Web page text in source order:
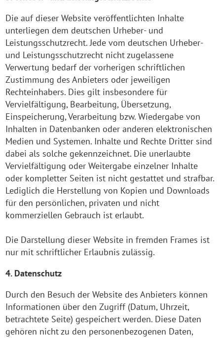
Die auf dieser Website veröffentlichten Inhalte
unterliegen dem deutschen Urheber- und
Leistungsschutzrecht. Jede vom deutschen Urheber-
und Leistungsschutzrecht nicht zugelassene
Verwertung bedarf der vorherigen schriftlichen
Zustimmung des Anbieters oder jeweiligen
Rechteinhabers. Dies gilt insbesondere für
Vervielfältigung, Bearbeitung, Übersetzung,
Einspeicherung, Verarbeitung bzw. Wiedergabe von
Inhalten in Datenbanken oder anderen elektronischen
Medien und Systemen. Inhalte und Rechte Dritter sind
dabei als solche gekennzeichnet. Die unerlaubte
Vervielfältigung oder Weitergabe einzelner Inhalte
oder kompletter Seiten ist nicht gestattet und strafbar.
Lediglich die Herstellung von Kopien und Downloads
für den persönlichen, privaten und nicht
kommerziellen Gebrauch ist erlaubt.
Die Darstellung dieser Website in fremden Frames ist
nur mit schriftlicher Erlaubnis zulässig.
4. Datenschutz
Durch den Besuch der Website des Anbieters können
Informationen über den Zugriff (Datum, Uhrzeit,
betrachtete Seite) gespeichert werden. Diese Daten
gehören nicht zu den personenbezogenen Daten,